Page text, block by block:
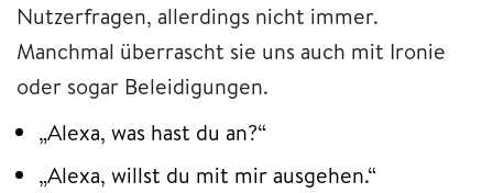
Nutzerfragen, allerdings nicht immer.
Manchmal überrascht sie uns auch mit Ironie
oder sogar Beleidigungen.
„Alexa, was hast du an?“
„Alexa, willst du mit mir ausgehen.“